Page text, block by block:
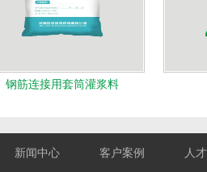
钢筋连接用套筒灌浆料
新闻中心 客户案例 人